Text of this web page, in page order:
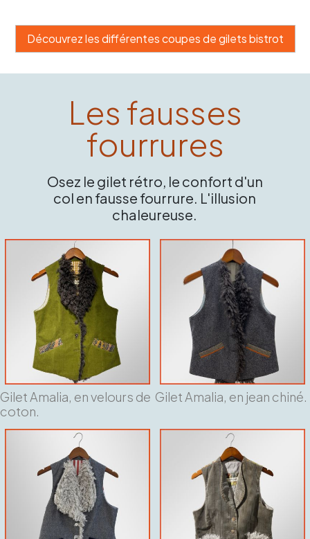
Découvrez les différentes coupes de gilets bistrot
Les fausses
fourrures
Osez le gilet rétro, le confort d'un
col en fausse fourrure. L'illusion
chaleureuse.
Gilet Amalia, en velours de
coton.
Gilet Amalia, en jean chiné.